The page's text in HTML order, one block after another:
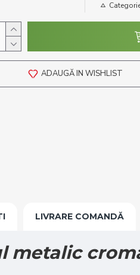
ADAUGĂ IN WISHLIST
LIVRARE COMANDĂ
metalic